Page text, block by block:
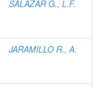
SALAZAR G., L.F.
JARAMILLO R., A.